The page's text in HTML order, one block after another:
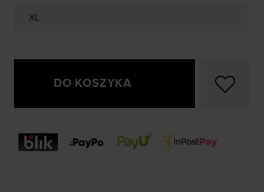
XL
DO KOSZYKA